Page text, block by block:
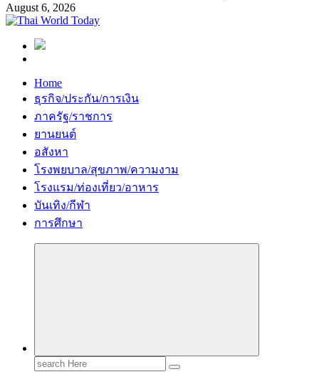
August 6, 2026
Home
ธุรกิจ/ประกัน/การเงิน
ภาครัฐ/ราชการ
ยานยนต์
อสังหา
โรงพยบาล/สุขภาพ/ความงาม
โรงแรม/ท่องเที่ยว/อาหาร
บันเทิง/กีฬา
การศึกษา
Search
for: